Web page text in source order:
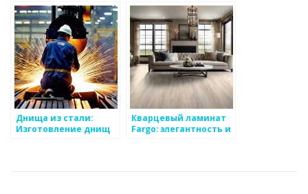
решение для частных
домов и предприятий
пожарной
сигнализации АПС и
СОУЭ в Москве и РФ,
цена
Днища из стали:
Изготовление днищ
Кварцевый ламинат
Fargo: элегантность и